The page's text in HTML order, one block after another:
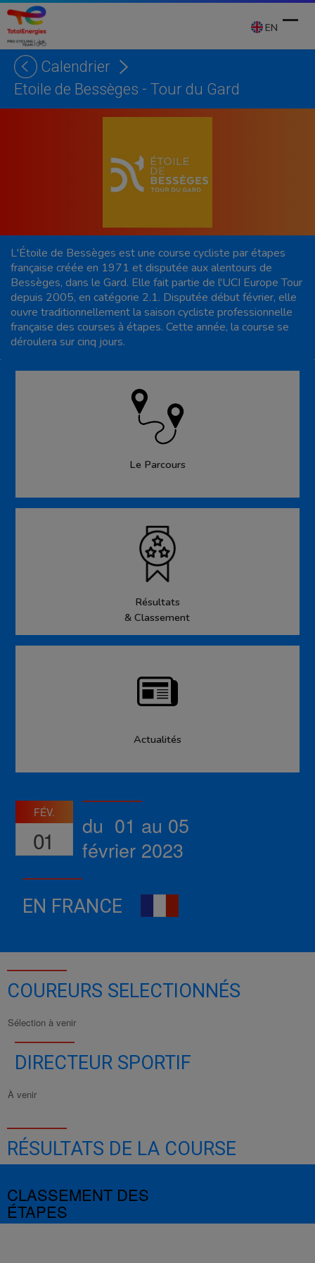
Skip
content
EN
Calendrier
Etoile de Bessèges - Tour du Gard
L'Étoile de Bessèges est une course cycliste par étapes
française créée en 1971 et disputée aux alentours de
Bessèges, dans le Gard. Elle fait partie de l'UCI Europe Tour
depuis 2005, en catégorie 2.1. Disputée début février, elle
ouvre traditionnellement la saison cycliste professionnelle
française des courses à étapes. Cette année, la course se
déroulera sur cinq jours.
Le Parcours
Résultats
& Classement
Actualités
FÉV.
01
du 01 au 05
février 2023
EN FRANCE
COUREURS SELECTIONNÉS
Sélection à venir
DIRECTEUR SPORTIF
À venir
RÉSULTATS DE LA COURSE
CLASSEMENT DES
ÉTAPES